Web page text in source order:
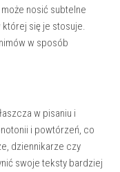
nosić subtelne
której się je stosuje.
w sposób
w pisaniu i
i powtórzeń, co
dziennikarze czy
swoje teksty bardziej